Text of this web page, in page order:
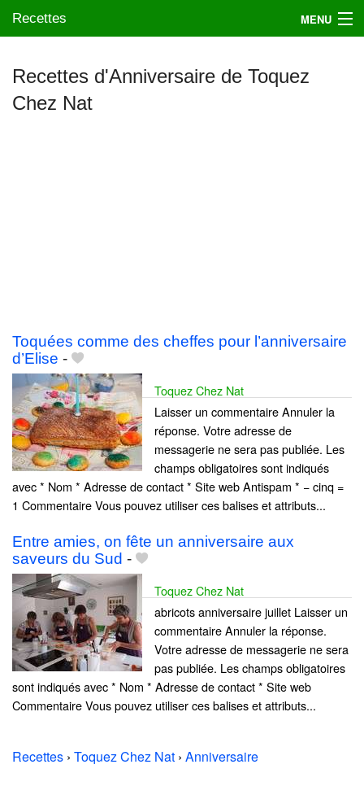
Recettes MENU
Mes blogs préférés
Recettes d'Anniversaire de Toquez
Chez Nat
Toquées comme des cheffes pour l’anniversaire
d’Elise -
Toquez Chez Nat
Laisser un commentaire Annuler la
réponse. Votre adresse de
messagerie ne sera pas publiée. Les
champs obligatoires sont indiqués
avec * Nom * Adresse de contact * Site web Antispam * − cinq =
1 Commentaire Vous pouvez utiliser ces balises et attributs...
Entre amies, on fête un anniversaire aux
saveurs du Sud -
Toquez Chez Nat
abricots anniversaire juillet Laisser un
commentaire Annuler la réponse.
Votre adresse de messagerie ne sera
pas publiée. Les champs obligatoires
sont indiqués avec * Nom * Adresse de contact * Site web
Commentaire Vous pouvez utiliser ces balises et attributs...
Recettes › Toquez Chez Nat › Anniversaire